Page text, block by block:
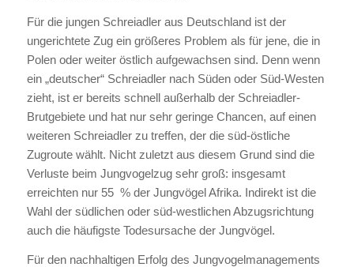
Für die jungen Schreiadler aus Deutschland ist der
ungerichtete Zug ein größeres Problem als für jene, die in
Polen oder weiter östlich aufgewachsen sind. Denn wenn
ein „deutscher“ Schreiadler nach Süden oder Süd-Westen
zieht, ist er bereits schnell außerhalb der Schreiadler-
Brutgebiete und hat nur sehr geringe Chancen, auf einen
weiteren Schreiadler zu treffen, der die süd-östliche
Zugroute wählt. Nicht zuletzt aus diesem Grund sind die
Verluste beim Jungvogelzug sehr groß: insgesamt
erreichten nur 55 % der Jungvögel Afrika. Indirekt ist die
Wahl der südlichen oder süd-westlichen Abzugsrichtung
auch die häufigste Todesursache der Jungvögel.
Für den nachhaltigen Erfolg des Jungvogelmanagements